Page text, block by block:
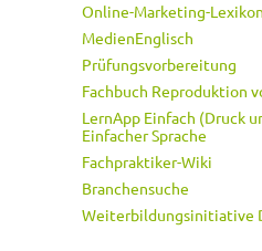
Online-Marketing-Lexikon
MedienEnglisch
Prüfungsvorbereitung
Fachbuch Reproduktion
LernApp Einfach (Druck
Einfacher Sprache
Fachpraktiker-Wiki
Branchensuche
Weiterbildungsinitiative